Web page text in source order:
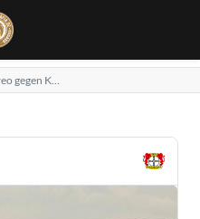
gegen Köln